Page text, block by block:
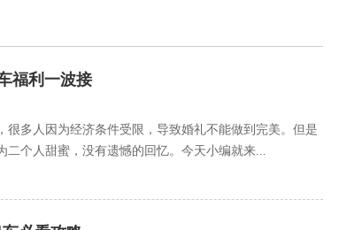
福利一波接
多人因为经济条件受限，导致婚礼不能做到完美。但是
个人甜蜜，没有遗憾的回忆。今天小编就来...